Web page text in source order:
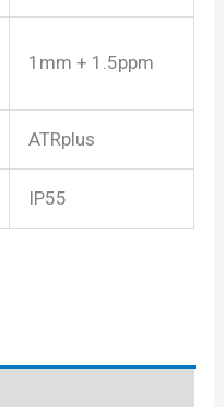
1mm + 1.5ppm
ATRplus
IP55